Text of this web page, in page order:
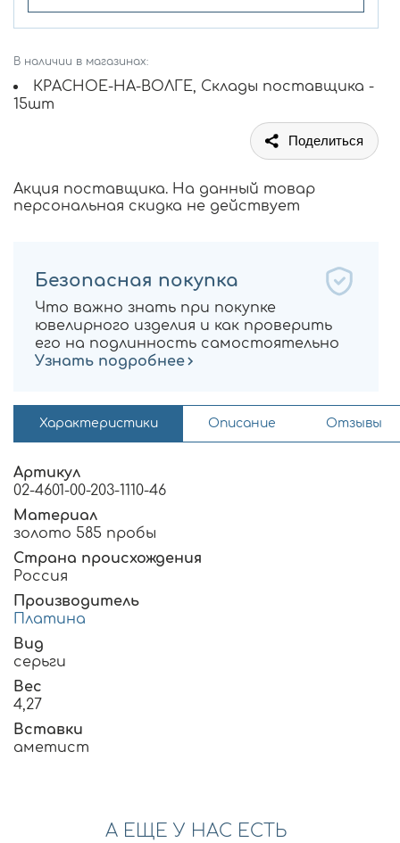
В наличии в магазинах:
КРАСНОЕ-НА-ВОЛГЕ, Склады поставщика -
15шт
Поделиться
Акция поставщика. На данный товар
персональная скидка не действует
Безопасная покупка
Что важно знать при покупке
ювелирного изделия и как проверить
его на подлинность самостоятельно
Узнать подробнее
Характеристики Описание Отзывы
Артикул
02-4601-00-203-1110-46
Материал
золото 585 пробы
Страна происхождения
Россия
Производитель
Платина
Вид
серьги
Вес
4,27
Вставки
аметист
А ЕЩЕ У НАС ЕСТЬ